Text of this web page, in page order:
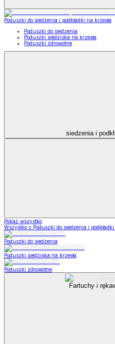
Poduszki do siedzenia i podkładki na krzesła
Poduszki do siedzenia
Poduszki siedziska na krzesła
Poduszki zdrowotne
siedzenia i
Pokaż wszystko
Wszystko z Poduszki do siedzenia i podkładki
Poduszki do siedzenia
Poduszki siedziska na krzesła
Poduszki zdrowotne
Fartuchy i